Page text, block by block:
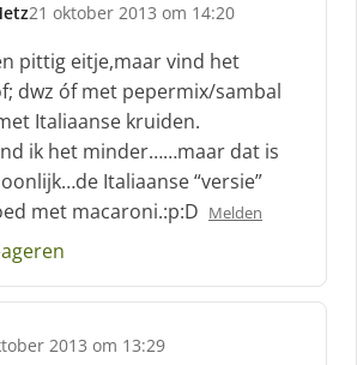
21 oktober 2013 om 14:20
pittig eitje,maar vind het
dwz óf met pepermix/sambal
Italiaanse kruiden.
ik het minder……maar dat is
Italiaanse “versie”
met macaroni.:p:D Melden
2013 om 13:29